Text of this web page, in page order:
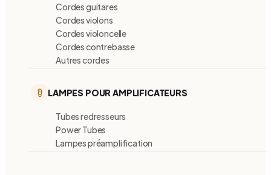
Cordes guitares
Cordes violons
Cordes violoncelle
Cordes contrebasse
Autres cordes
LAMPES POUR AMPLIFICATEURS
Tubes redresseurs
Power Tubes
Lampes préamplification